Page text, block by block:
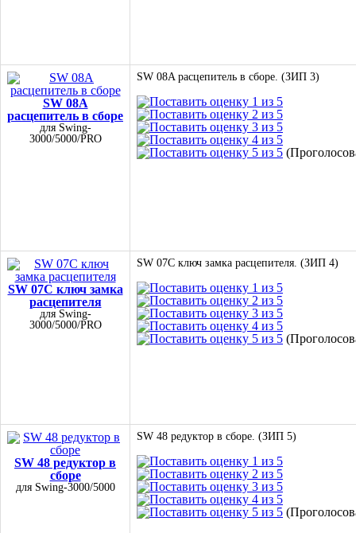
SW 08A
расцепитель в сборе
для Swing-
3000/5000/PRO
SW 08A расцепитель в сборе. (ЗИП 3)
SW 07C ключ замка
расцепителя
для Swing-
3000/5000/PRO
SW 07C ключ замка расцепителя. (ЗИП 4)
SW 48 редуктор в
сборе
для Swing-3000/5000
SW 48 редуктор в сборе. (ЗИП 5)